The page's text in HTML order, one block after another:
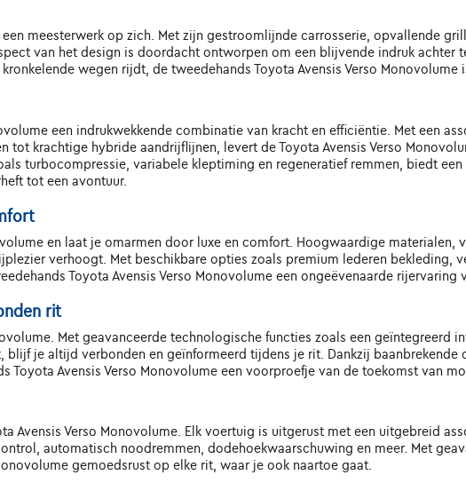
meesterwerk op zich. Met zijn gestroomlijnde carrosserie, opvallende
van het design is doordacht ontworpen om een blijvende indruk achter
wegen rijdt, de tweedehands Toyota Avensis Verso Monovolume
een indrukwekkende combinatie van kracht en efficiëntie. Met een
krachtige hybride aandrijflijnen, levert de Toyota Avensis Verso
turbocompressie, variabele kleptiming en regeneratief remmen, biedt een
tot een avontuur.
en laat je omarmen door luxe en comfort. Hoogwaardige materialen,
verhoogt. Met beschikbare opties zoals premium lederen bekleding,
Toyota Avensis Verso Monovolume een ongeëvenaarde rijervaring
rit
Met geavanceerde technologische functies zoals een geïntegreerd
je altijd verbonden en geïnformeerd tijdens je rit. Dankzij baanbrekende
Avensis Verso Monovolume een voorproefje van de toekomst van
Avensis Verso Monovolume. Elk voertuig is uitgerust met een uitgebreid
automatisch noodremmen, dodehoekwaarschuwing en meer. Met
gemoedsrust op elke rit, waar je ook naartoe gaat.